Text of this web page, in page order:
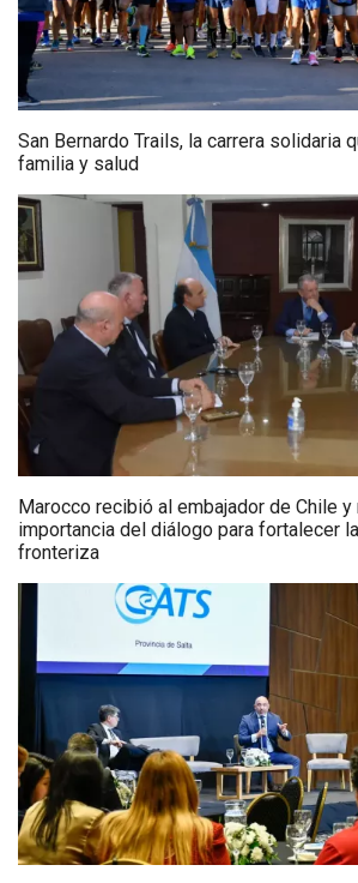
San Bernardo Trails, la carrera solidaria
familia y salud
Marocco recibió al embajador de Chile
importancia del diálogo para fortalecer
fronteriza